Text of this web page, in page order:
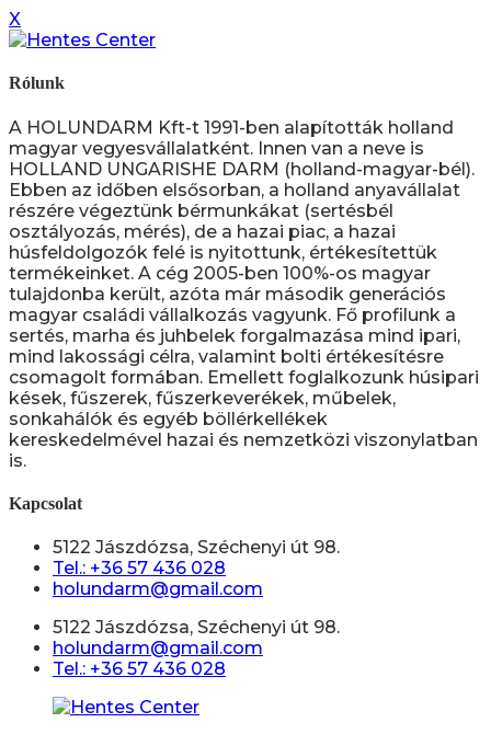
X
Rólunk
A HOLUNDARM Kft-t 1991-ben alapították holland
magyar vegyesvállalatként. Innen van a neve is
HOLLAND UNGARISHE DARM (holland-magyar-bél).
Ebben az időben elsősorban, a holland anyavállalat
részére végeztünk bérmunkákat (sertésbél
osztályozás, mérés), de a hazai piac, a hazai
húsfeldolgozók felé is nyitottunk, értékesítettük
termékeinket. A cég 2005-ben 100%-os magyar
tulajdonba került, azóta már második generációs
magyar családi vállalkozás vagyunk. Fő profilunk a
sertés, marha és juhbelek forgalmazása mind ipari,
mind lakossági célra, valamint bolti értékesítésre
csomagolt formában. Emellett foglalkozunk húsipari
kések, fűszerek, fűszerkeverékek, műbelek,
sonkahálók és egyéb böllérkellékek
kereskedelmével hazai és nemzetközi viszonylatban
is.
Kapcsolat
5122 Jászdózsa, Széchenyi út 98.
Tel.: +36 57 436 028
holundarm@gmail.com
5122 Jászdózsa, Széchenyi út 98.
holundarm@gmail.com
Tel.: +36 57 436 028